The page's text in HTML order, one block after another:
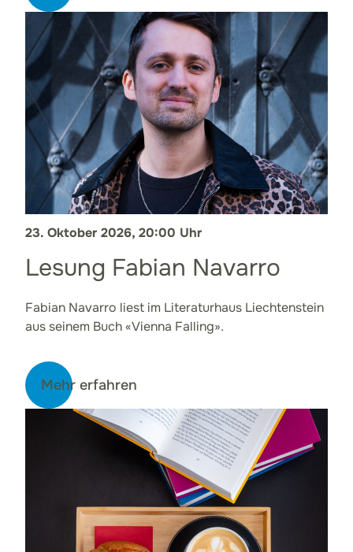
23. Oktober 2026, 20:00 Uhr
Lesung Fabian Navarro
Fabian Navarro liest im Literaturhaus Liechtenstein
aus seinem Buch «Vienna Falling».
Mehr erfahren